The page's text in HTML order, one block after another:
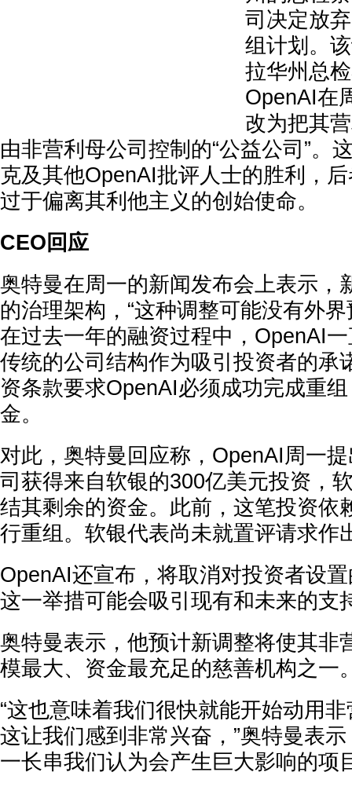
司决定放
组计划。
拉华州总
OpenAI在
改为把其
由非营利母公司控制的“公益公司”。
克及其他OpenAI批评人士的胜利，
过于偏离其利他主义的创始使命。
CEO回应
奥特曼在周一的新闻发布会上表示，
的治理架构，“这种调整可能没有外
在过去一年的融资过程中，OpenAI
传统的公司结构作为吸引投资者的承
资条款要求OpenAI必须成功完成重
金。
对此，奥特曼回应称，OpenAI周一
司获得来自软银的300亿美元投资，
结其剩余的资金。此前，这笔投资依
行重组。软银代表尚未就置评请求作
OpenAI还宣布，将取消对投资者设
这一举措可能会吸引现有和未来的支
奥特曼表示，他预计新调整将使其非
模最大、资金最充足的慈善机构之一
“这也意味着我们很快就能开始动用
这让我们感到非常兴奋，”奥特曼表
一长串我们认为会产生巨大影响的项